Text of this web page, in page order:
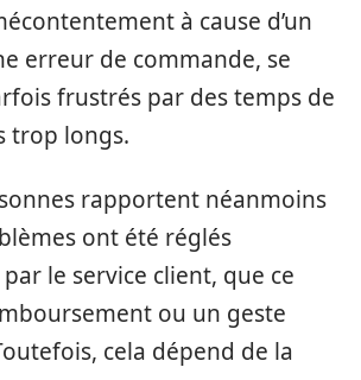
à cause d’un
erreur de commande, se
frustrés par des temps de
trop longs.
rapportent néanmoins
ont été réglés
le service client, que ce
ou un geste
cela dépend de la